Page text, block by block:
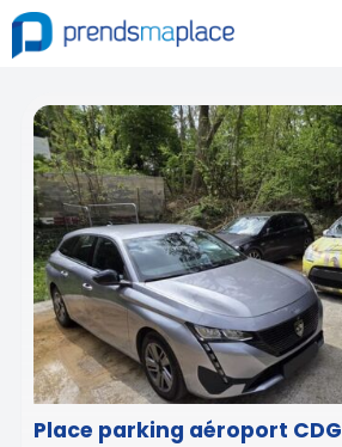
Place parking aéroport CDG